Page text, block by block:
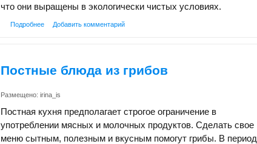
что они выращены в экологически чистых условиях.
Подробнее Добавить комментарий
Постные блюда из грибов
Размещено: irina_is
Постная кухня предполагает строгое ограничение в
употреблении мясных и молочных продуктов. Сделать свое
меню сытным, полезным и вкусным помогут грибы. В период